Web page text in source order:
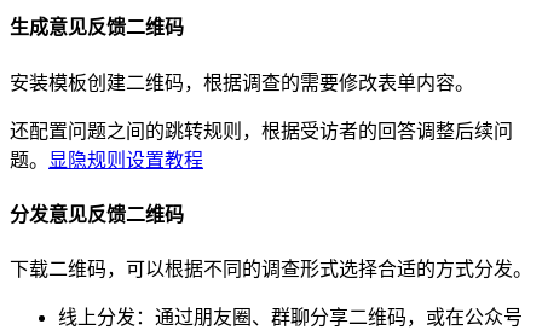
生成意见反馈二维码
安装模板创建二维码，根据调查的需要修改表单内容。
还配置问题之间的跳转规则，根据受访者的回答调整后续问
题。
显隐规则设置教程
分发意见反馈二维码
下载二维码，可以根据不同的调查形式选择合适的方式分发。
线上分发：通过朋友圈、群聊分享二维码，或在公众号